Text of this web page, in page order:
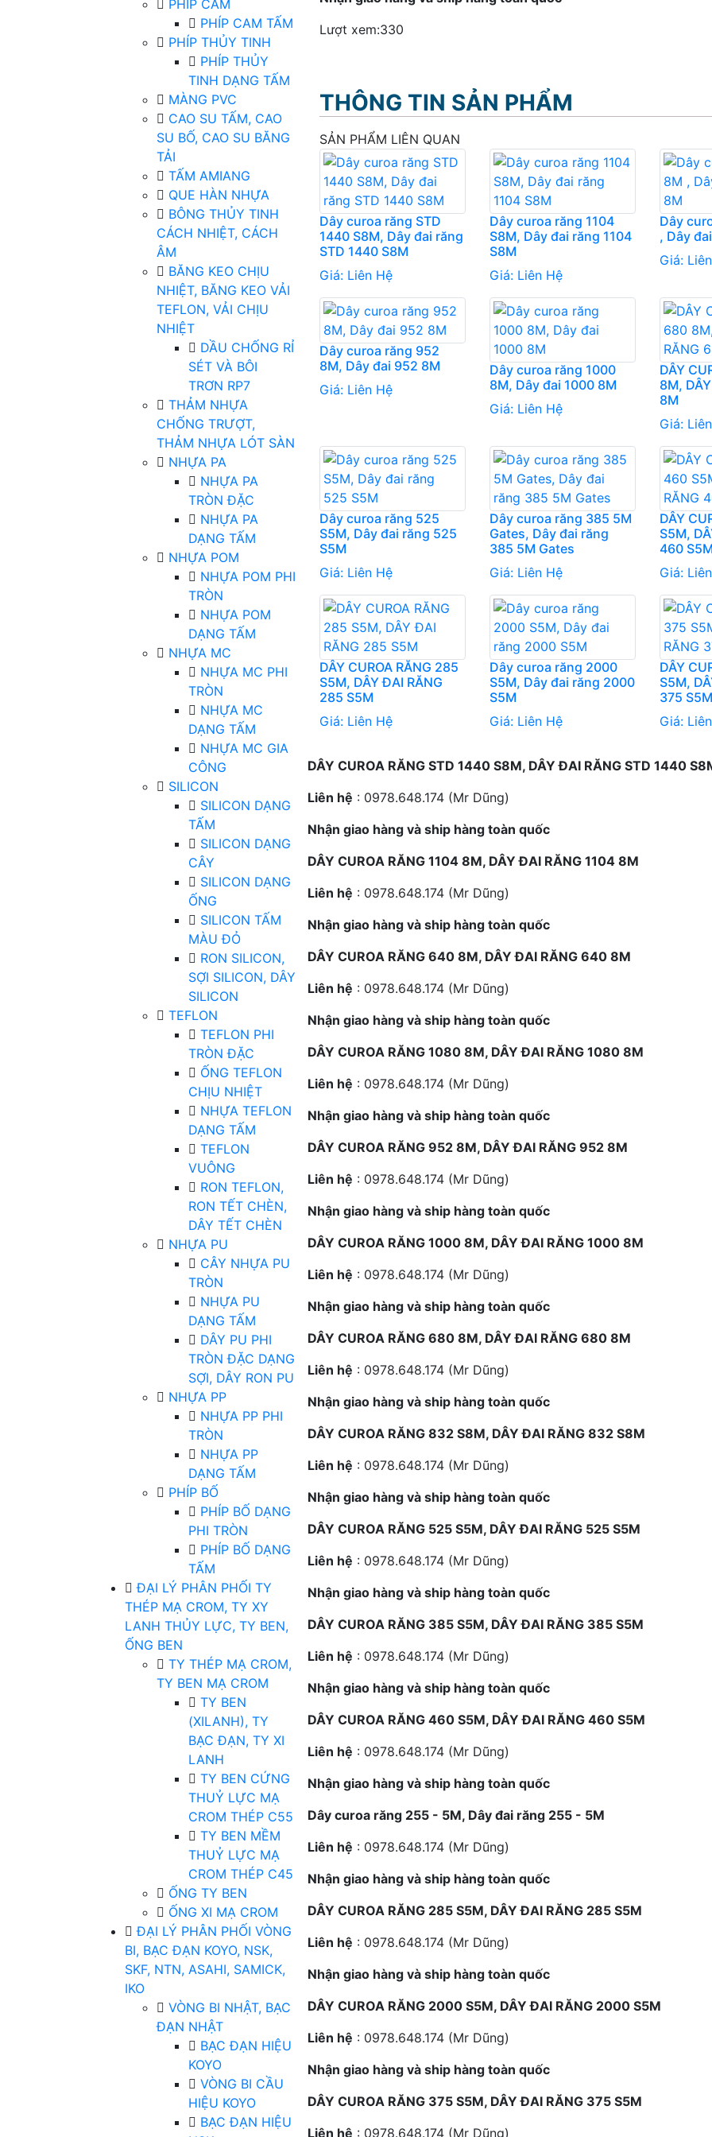
PHÍP CAM
PHÍP CAM TẤM
PHÍP THỦY TINH
PHÍP THỦY
TINH DẠNG TẤM
MÀNG PVC
CAO SU TẤM, CAO
SU BỐ, CAO SU BĂNG
TẢI
TẤM AMIANG
QUE HÀN NHỰA
BÔNG THỦY TINH
CÁCH NHIỆT, CÁCH
ÂM
BĂNG KEO CHỊU
NHIỆT, BĂNG KEO VẢI
TEFLON, VẢI CHỊU
NHIỆT
DẦU CHỐNG RỈ
SÉT VÀ BÔI
TRƠN RP7
THẢM NHỰA
CHỐNG TRƯỢT,
THẢM NHỰA LÓT SÀN
NHỰA PA
NHỰA PA
TRÒN ĐẶC
NHỰA PA
DẠNG TẤM
NHỰA POM
NHỰA POM PHI
TRÒN
NHỰA POM
DẠNG TẤM
NHỰA MC
NHỰA MC PHI
TRÒN
NHỰA MC
DẠNG TẤM
NHỰA MC GIA
CÔNG
SILICON
SILICON DẠNG
TẤM
SILICON DẠNG
CÂY
SILICON DẠNG
ỐNG
SILICON TẤM
MÀU ĐỎ
RON SILICON,
SỢI SILICON, DÂY
SILICON
TEFLON
TEFLON PHI
TRÒN ĐẶC
ỐNG TEFLON
CHỊU NHIỆT
NHỰA TEFLON
DẠNG TẤM
TEFLON
VUÔNG
RON TEFLON,
RON TẾT CHÈN,
DÂY TẾT CHÈN
NHỰA PU
CÂY NHỰA PU
TRÒN
NHỰA PU
DẠNG TẤM
DÂY PU PHI
TRÒN ĐẶC DẠNG
SỢI, DÂY RON PU
NHỰA PP
NHỰA PP PHI
TRÒN
NHỰA PP
DẠNG TẤM
PHÍP BỐ
PHÍP BỐ DẠNG
PHI TRÒN
PHÍP BỐ DẠNG
TẤM
ĐẠI LÝ PHÂN PHỐI TY
THÉP MẠ CROM, TY XY
LANH THỦY LỰC, TY BEN,
ỐNG BEN
TY THÉP MẠ CROM,
TY BEN MẠ CROM
TY BEN
(XILANH), TY
BẠC ĐẠN, TY XI
LANH
TY BEN CỨNG
THUỶ LỰC MẠ
CROM THÉP C55
TY BEN MỀM
THUỶ LỰC MẠ
CROM THÉP C45
ỐNG TY BEN
ỐNG XI MẠ CROM
ĐẠI LÝ PHÂN PHỐI VÒNG
BI, BẠC ĐẠN KOYO, NSK,
SKF, NTN, ASAHI, SAMICK,
IKO
VÒNG BI NHẬT, BẠC
ĐẠN NHẬT
BẠC ĐẠN HIỆU
KOYO
VÒNG BI CẦU
HIỆU KOYO
BẠC ĐẠN HIỆU
Lượt xem:330
THÔNG TIN SẢN PHẨM
SẢN PHẨM LIÊN QUAN
Dây curoa răng STD
1440 S8M, Dây đai răng
STD 1440 S8M
Giá: Liên Hệ
Dây curoa răng 1104
S8M, Dây đai răng 1104
S8M
Giá: Liên Hệ
Dây
, Dây
Giá:
Dây curoa răng 952
8M, Dây đai 952 8M
Giá: Liên Hệ
Dây curoa răng 1000
8M, Dây đai 1000 8M
Giá: Liên Hệ
DÂY
8M,
8M
Giá:
Dây curoa răng 525
S5M, Dây đai răng 525
S5M
Giá: Liên Hệ
Dây curoa răng 385 5M
Gates, Dây đai răng
385 5M Gates
Giá: Liên Hệ
DÂY
S5M,
460 S5M
Giá:
DÂY CUROA RĂNG 285
S5M, DÂY ĐAI RĂNG
285 S5M
Giá: Liên Hệ
Dây curoa răng 2000
S5M, Dây đai răng 2000
S5M
Giá: Liên Hệ
DÂY
S5M,
375 S5M
Giá:
DÂY CUROA RĂNG STD 1440 S8M, DÂY ĐAI RĂNG STD 1440
Liên hệ : 0978.648.174 (Mr Dũng)
Nhận giao hàng và ship hàng toàn quốc
DÂY CUROA RĂNG 1104 8M, DÂY ĐAI RĂNG 1104 8M
Liên hệ : 0978.648.174 (Mr Dũng)
Nhận giao hàng và ship hàng toàn quốc
DÂY CUROA RĂNG 640 8M, DÂY ĐAI RĂNG 640 8M
Liên hệ : 0978.648.174 (Mr Dũng)
Nhận giao hàng và ship hàng toàn quốc
DÂY CUROA RĂNG 1080 8M, DÂY ĐAI RĂNG 1080 8M
Liên hệ : 0978.648.174 (Mr Dũng)
Nhận giao hàng và ship hàng toàn quốc
DÂY CUROA RĂNG 952 8M, DÂY ĐAI RĂNG 952 8M
Liên hệ : 0978.648.174 (Mr Dũng)
Nhận giao hàng và ship hàng toàn quốc
DÂY CUROA RĂNG 1000 8M, DÂY ĐAI RĂNG 1000 8M
Liên hệ : 0978.648.174 (Mr Dũng)
Nhận giao hàng và ship hàng toàn quốc
DÂY CUROA RĂNG 680 8M, DÂY ĐAI RĂNG 680 8M
Liên hệ : 0978.648.174 (Mr Dũng)
Nhận giao hàng và ship hàng toàn quốc
DÂY CUROA RĂNG 832 S8M, DÂY ĐAI RĂNG 832 S8M
Liên hệ : 0978.648.174 (Mr Dũng)
Nhận giao hàng và ship hàng toàn quốc
DÂY CUROA RĂNG 525 S5M, DÂY ĐAI RĂNG 525 S5M
Liên hệ : 0978.648.174 (Mr Dũng)
Nhận giao hàng và ship hàng toàn quốc
DÂY CUROA RĂNG 385 S5M, DÂY ĐAI RĂNG 385 S5M
Liên hệ : 0978.648.174 (Mr Dũng)
Nhận giao hàng và ship hàng toàn quốc
DÂY CUROA RĂNG 460 S5M, DÂY ĐAI RĂNG 460 S5M
Liên hệ : 0978.648.174 (Mr Dũng)
Nhận giao hàng và ship hàng toàn quốc
Dây curoa răng 255 - 5M, Dây đai răng 255 - 5M
Liên hệ : 0978.648.174 (Mr Dũng)
Nhận giao hàng và ship hàng toàn quốc
DÂY CUROA RĂNG 285 S5M, DÂY ĐAI RĂNG 285 S5M
Liên hệ : 0978.648.174 (Mr Dũng)
Nhận giao hàng và ship hàng toàn quốc
DÂY CUROA RĂNG 2000 S5M, DÂY ĐAI RĂNG 2000 S5M
Liên hệ : 0978.648.174 (Mr Dũng)
Nhận giao hàng và ship hàng toàn quốc
DÂY CUROA RĂNG 375 S5M, DÂY ĐAI RĂNG 375 S5M
Liên hệ : 0978.648.174 (Mr Dũng)